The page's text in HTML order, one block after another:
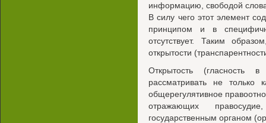
информацию, свободой
В силу чего этот элемент
принципом и в
отсутствует. Таким
открытости
Открытость (гласность
рассматривать не только
общерегулятивное
отражающих
государственным органом